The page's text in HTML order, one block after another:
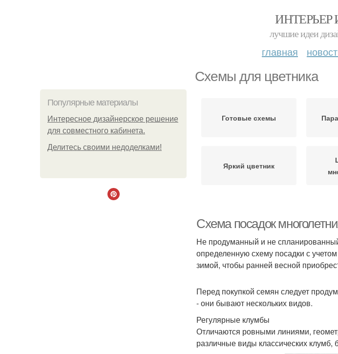
ИНТЕРЬЕР
лучшие идеи
главная
Схемы для цветника
Популярные материалы
Интересное дизайнерское решение
для совместного кабинета.
Делитесь своими недоделками!
Готовые схемы
Яркий цветник
Схема посадок
Не продуманный и не
определенную схему посадки с
зимой, чтобы ранней весной
Перед покупкой семян следует
- они бывают нескольких видов.
Регулярные клумбы
Отличаются ровными линиями,
различные виды классических